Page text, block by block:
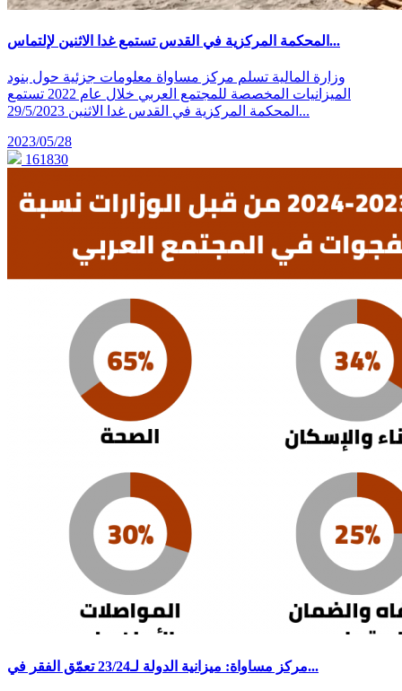
المحكمة المركزية في القدس تستمع غدا الاثنين لإلتماس...
وزارة المالية تسلم مركز مساواة معلومات جزئية حول بنود
الميزانيات المخصصة للمجتمع العربي خلال عام 2022 تستمع
المحكمة المركزية في القدس غدا الاثنين 29/5/2023...
2023/05/28
161830
مركز مساواة: ميزانية الدولة لـ23/24 تعمّق الفقر في...